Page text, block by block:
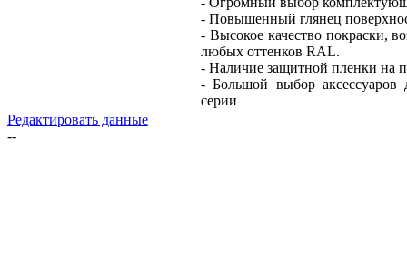
- Повышенный глянец
- Высокое качество покраски,
любых оттенков RAL.
- Наличие защитной пленки на
- Большой выбор
серии
Редактировать данные
--